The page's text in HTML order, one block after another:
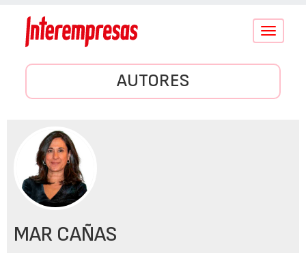
Conmutar
AUTORES
MAR CAÑAS